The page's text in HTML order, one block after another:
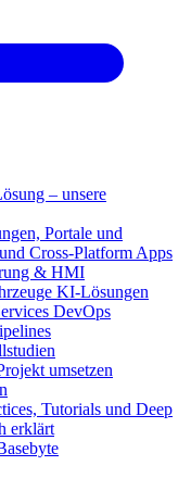
– unsere
Portale und
Cross-Platform Apps
& HMI
KI-Lösungen
DevOps
umsetzen
Tutorials und Deep
erklärt